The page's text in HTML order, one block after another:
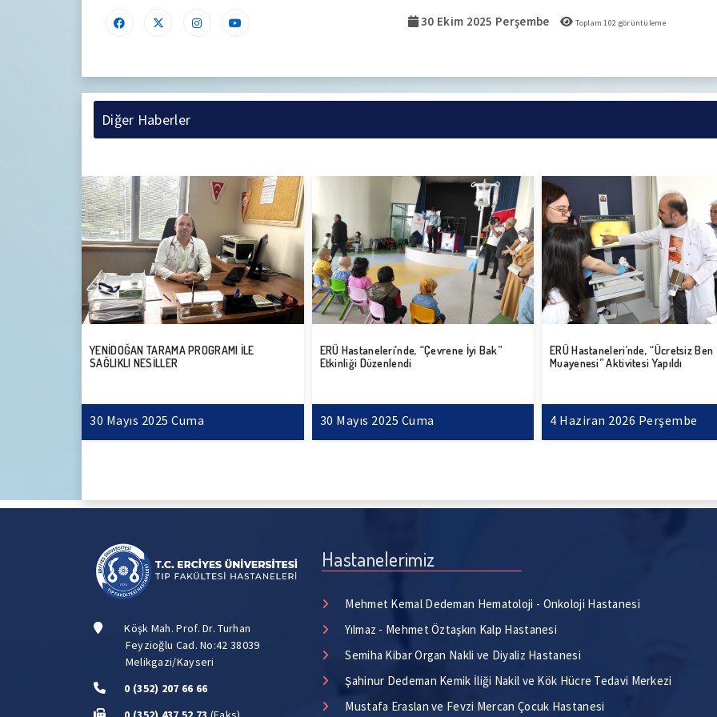
30 Ekim 2025 Perşembe Toplam102 görüntüleme
Diğer Haberler
ERÜ Hastaneleri’nde, “Çevrene İyi Bak”
Etkinliği Düzenlendi
30 Mayıs 2025 Cuma
ERÜ Hastaneleri’nde, “Ücretsiz Ben
Muayenesi” Aktivitesi Yapıldı
4 Haziran 2026 Perşembe
ERÜ Hastaneleri’nde, Aşının
Rolüne Dikkat Çekildi
30 Nisan 2026 Perşembe
Köşk Mah. Prof. Dr. Turhan
Feyzioğlu Cad. No:42 38039
Melikgazi/Kayseri
0 (352) 207 66 66
Hastanelerimiz
Mehmet Kemal Dedeman Hematoloji - Onkoloji Hastanesi
Yılmaz - Mehmet Öztaşkın Kalp Hastanesi
Semiha Kibar Organ Nakli ve Diyaliz Hastanesi
Şahinur Dedeman Kemik İliği Nakil ve Kök Hücre Tedavi Merkezi
Mustafa Eraslan ve Fevzi Mercan Çocuk Hastanesi